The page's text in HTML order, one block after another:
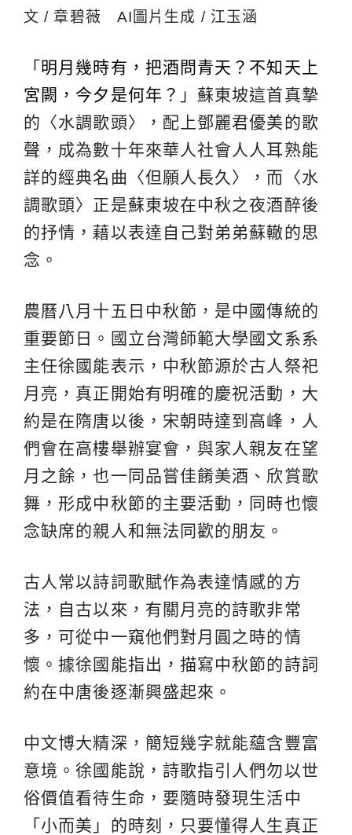
文 / 章碧薇 AI圖片生成 / 江玉涵
「 明月幾時有，把酒問青天？不知天上
宮闕，今夕是何年？ 」蘇東坡這首真摯
的〈水調歌頭〉，配上鄧麗君優美的歌
聲，成為數十年來華人社會人人耳熟能
詳的經典名曲〈但願人長久〉，而〈水
調歌頭〉正是蘇東坡在中秋之夜酒醉後
的抒情，藉以表達自己對弟弟蘇轍的思
念。
農曆八月十五日中秋節，是中國傳統的
重要節日。國立台灣師範大學國文系系
主任徐國能表示，中秋節源於古人祭祀
月亮，真正開始有明確的慶祝活動，大
約是在隋唐以後，宋朝時達到高峰，人
們會在高樓舉辦宴會，與家人親友在望
月之餘，也一同品嘗佳餚美酒、欣賞歌
舞，形成中秋節的主要活動，同時也懷
念缺席的親人和無法同歡的朋友。
古人常以詩詞歌賦作為表達情感的方
法，自古以來，有關月亮的詩歌非常
多，可從中一窺他們對月圓之時的情
懷。據徐國能指出，描寫中秋節的詩詞
約在中唐後逐漸興盛起來。
中文博大精深，簡短幾字就能蘊含豐富
意境。徐國能說，詩歌指引人們勿以世
俗價值看待生命，要隨時發現生活中
「小而美」的時刻，只要懂得人生真正